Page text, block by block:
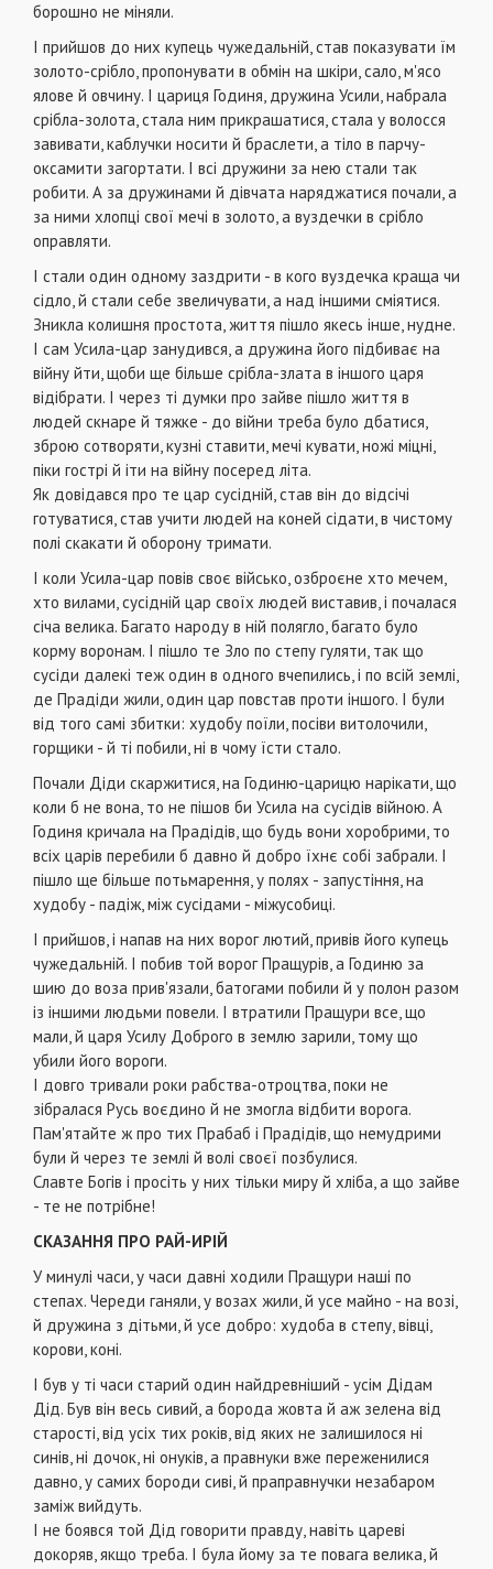
борошно не міняли.
І прийшов до них купець чужедальній, став показувати їм
золото-срібло, пропонувати в обмін на шкіри, сало, м'ясо
ялове й овчину. І цариця Годиня, дружина Усили, набрала
срібла-золота, стала ним прикрашатися, стала у волосся
завивати, каблучки носити й браслети, а тіло в парчу-
оксамити загортати. І всі дружини за нею стали так
робити. А за дружинами й дівчата наряджатися почали, а
за ними хлопці свої мечі в золото, а вуздечки в срібло
оправляти.
І стали один одному заздрити - в кого вуздечка краща чи
сідло, й стали себе звеличувати, а над іншими сміятися.
Зникла колишня простота, життя пішло якесь інше, нудне.
І сам Усила-цар занудився, а дружина його підбиває на
війну йти, щоби ще більше срібла-злата в іншого царя
відібрати. І через ті думки про зайве пішло життя в
людей скнаре й тяжке - до війни треба було дбатися,
зброю сотворяти, кузні ставити, мечі кувати, ножі міцні,
піки гострі й іти на війну посеред літа.
Як довідався про те цар сусідній, став він до відсічі
готуватися, став учити людей на коней сідати, в чистому
полі скакати й оборону тримати.
І коли Усила-цар повів своє військо, озброєне хто мечем,
хто вилами, сусідній цар своїх людей виставив, і почалася
січа велика. Багато народу в ній полягло, багато було
корму воронам. І пішло те Зло по степу гуляти, так що
сусіди далекі теж один в одного вчепились, і по всій землі,
де Прадіди жили, один цар повстав проти іншого. І були
від того самі збитки: худобу поїли, посіви витолочили,
горщики - й ті побили, ні в чому їсти стало.
Почали Діди скаржитися, на Годиню-царицю нарікати, що
коли б не вона, то не пішов би Усила на сусідів війною. А
Годиня кричала на Прадідів, що будь вони хоробрими, то
всіх царів перебили б давно й добро їхнє собі забрали. І
пішло ще більше потьмарення, у полях - запустіння, на
худобу - падіж, між сусідами - міжусобиці.
І прийшов, і напав на них ворог лютий, привів його купець
чужедальній. І побив той ворог Пращурів, а Годиню за
шию до воза прив'язали, батогами побили й у полон разом
із іншими людьми повели. І втратили Пращури все, що
мали, й царя Усилу Доброго в землю зарили, тому що
убили його вороги.
І довго тривали роки рабства-отроцтва, поки не
зібралася Русь воєдино й не змогла відбити ворога.
Пам'ятайте ж про тих Прабаб і Прадідів, що немудрими
були й через те землі й волі своєї позбулися.
Славте Богів і просіть у них тільки миру й хліба, а що зайве
- те не потрібне!
СКАЗАННЯ ПРО РАЙ-ИРІЙ
У минулі часи, у часи давні ходили Пращури наші по
степах. Череди ганяли, у возах жили, й усе майно - на возі,
й дружина з дітьми, й усе добро: худоба в степу, вівці,
корови, коні.
І був у ті часи старий один найдревніший - усім Дідам
Дід. Був він весь сивий, а борода жовта й аж зелена від
старості, від усіх тих років, від яких не залишилося ні
синів, ні дочок, ні онуків, а правнуки вже переженилися
давно, у самих бороди сиві, й праправнучки незабаром
заміж вийдуть.
І не боявся той Дід говорити правду, навіть цареві
докоряв, якщо треба. І була йому за те повага велика, й